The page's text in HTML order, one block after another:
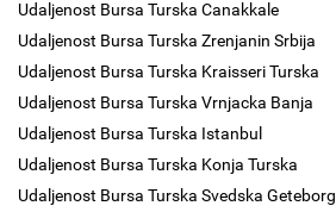
Udaljenost Bursa Turska Canakkale
Udaljenost Bursa Turska Zrenjanin Srbija
Udaljenost Bursa Turska Kraisseri Turska
Udaljenost Bursa Turska Vrnjacka Banja
Udaljenost Bursa Turska Istanbul
Udaljenost Bursa Turska Konja Turska
Udaljenost Bursa Turska Svedska Geteborg